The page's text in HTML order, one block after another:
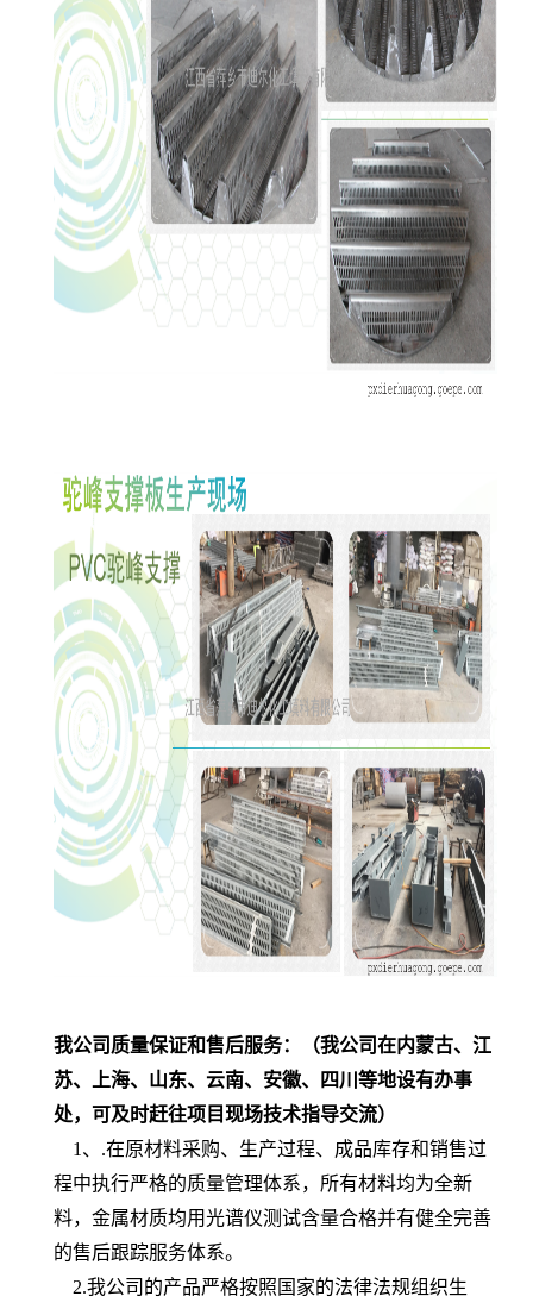
我公司质量保证和售后服务：
（我公司在内蒙古、江
苏、上海、山东、云南、安徽、四川等地设有办事
处，可及时赶往项目现场技术指导交流）
1、 .在原材料采购、生产过程、成品库存和销售过
程中执行严格的质量管理体系，所有材料均为全新
料， 金属材质均用光谱仪测试含量合格并有健全完善
的售后跟踪服务体系。
2.我公司的产品严格按照国家的法律法规组织生